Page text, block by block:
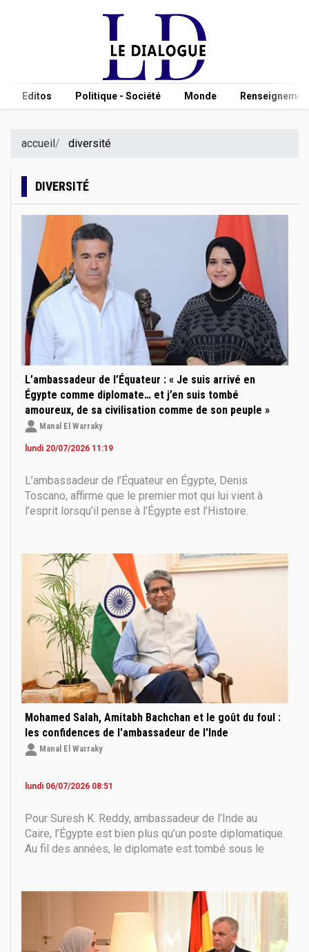
Editos Politique - Société Monde
accueil diversité
DIVERSITÉ
L’ambassadeur de l’Équateur : « Je suis arrivé en
Égypte comme diplomate… et j’en suis tombé
amoureux, de sa civilisation comme de son peuple »
Manal El Warraky
lundi 20/07/2026 11:19
L’ambassadeur de l’Équateur en Égypte, Denis
Toscano, affirme que le premier mot qui lui vient à
l’esprit lorsqu’il pense à l’Égypte est l’Histoire.
Mohamed Salah, Amitabh Bachchan et le goût du foul :
les confidences de l'ambassadeur de l'Inde
Manal El Warraky
lundi 06/07/2026 08:51
Pour Suresh K. Reddy, ambassadeur de l’Inde au
Caire, l’Égypte est bien plus qu’un poste diplomatique.
Au fil des années, le diplomate est tombé sous le
Dialogue, il évoque son attachement à « Oum